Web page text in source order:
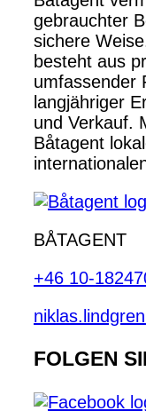
gebrauchter
sichere
besteht aus
umfassender
langjähriger
und Verkauf.
Båtagent
BÅTAGENT
+46 10-
FOLGEN